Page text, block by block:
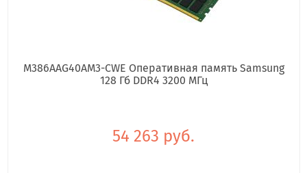
M386AAG40AM3-CWE Оперативная память Samsung
128 Гб DDR4 3200 МГц
54 263 руб.